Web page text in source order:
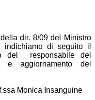
dir. 8/09 del Ministro
indichiamo di seguito il
del responsabile del
e aggiornamento del
Monica Insanguine